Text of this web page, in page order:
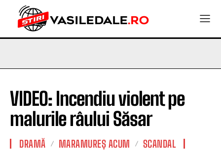
VIDEO: Incendiu violent pe
malurile râului Săsar
DRAMĂ MARAMUREȘ ACUM SCANDAL